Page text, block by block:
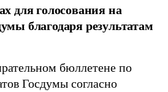
для голосования на
благодаря результатам
бюллетене по
Госдумы согласно